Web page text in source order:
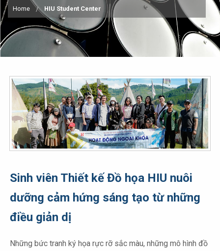
Home HIU Student Center
Sinh viên Thiết kế Đồ họa HIU nuôi
dưỡng cảm hứng sáng tạo từ những
điều giản dị
Những bức tranh ký họa rực rỡ sắc màu, những mô hình đồ